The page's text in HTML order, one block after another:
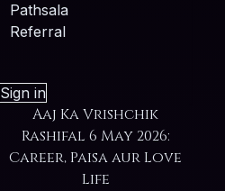
Pathsala
Referral
Sign in
Aaj Ka Vrishchik
Rashifal 6 May 2026:
Career, Paisa aur Love
Life